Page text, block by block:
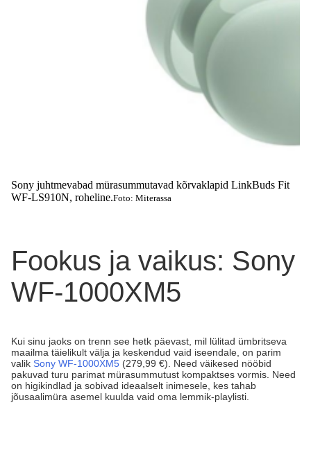
Sony juhtmevabad mürasummutavad kõrvaklapid LinkBuds Fit
WF-LS910N, roheline.Foto: Miterassa
Fookus ja vaikus: Sony
WF-1000XM5
Kui sinu jaoks on trenn see hetk päevast, mil lülitad ümbritseva
maailma täielikult välja ja keskendud vaid iseendale, on parim
valik Sony WF-1000XM5 (279,99 €). Need väikesed nööbid
pakuvad turu parimat mürasummutust kompaktses vormis. Need
on higikindlad ja sobivad ideaalselt inimesele, kes tahab
jõusaalimüra asemel kuulda vaid oma lemmik-playlisti.